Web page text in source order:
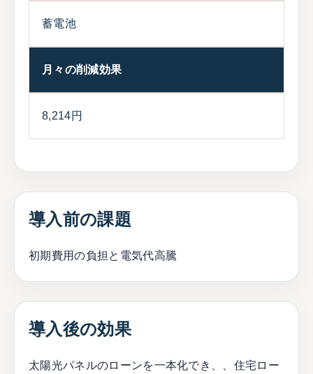
蓄電池
月々の削減効果
8,214円
導入前の課題
初期費用の負担と電気代高騰
導入後の効果
太陽光パネルのローンを一本化でき、、住宅ロー